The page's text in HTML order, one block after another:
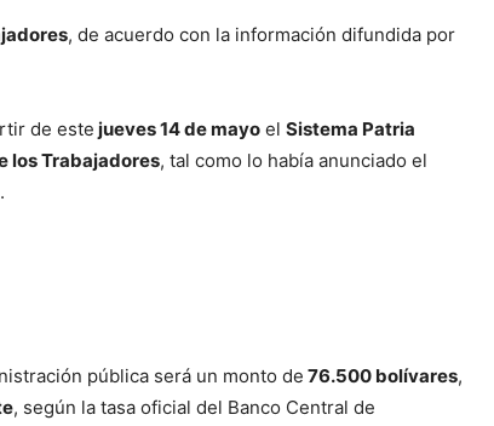
, de acuerdo con la información difundida por
de este jueves 14 de mayo el Sistema Patria
los Trabajadores, tal como lo había anunciado el
pública será un monto de 76.500 bolívares,
, según la tasa oficial del Banco Central de